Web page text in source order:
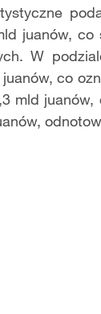
juanów,
W
juanów, co
mld